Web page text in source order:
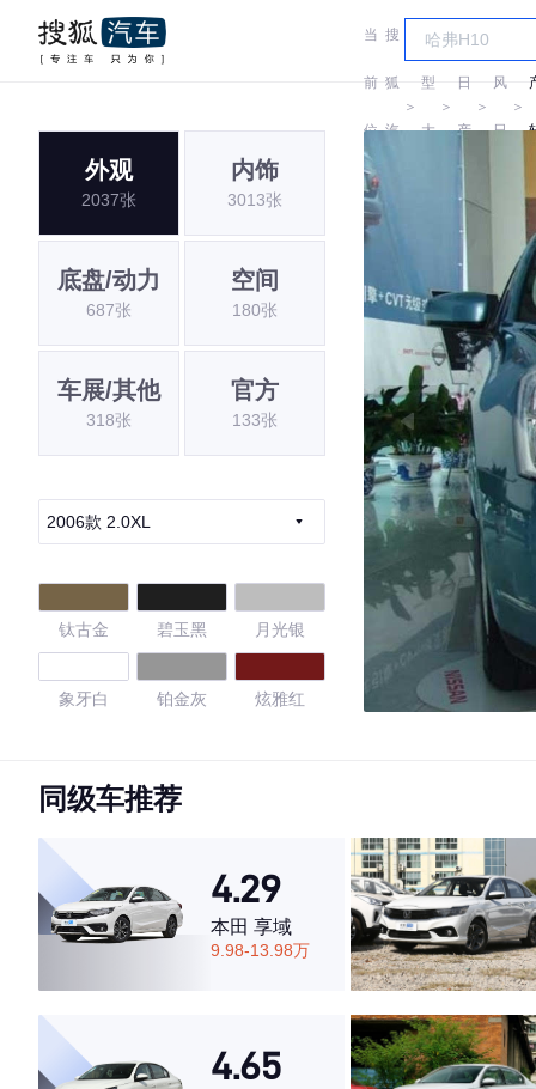
当
前
位
置:
搜
狐
汽
＞
车
型
大
＞
日
产
＞
风
日
＞
外观
2037张
内饰
3013张
底盘/动力
687张
空间
180张
车展/其他
318张
官方
133张
2006款 2.0XL
钛古金 碧玉黑 月光银
象牙白 铂金灰 炫雅红
4.68
·外观表现一般，低于53%同级车
·内饰表现较为优秀，优于72%同级车
·空间表现较为优秀，优于79%同级车
同级车推荐
4.29
本田 享域
9.98-13.98万
4.65